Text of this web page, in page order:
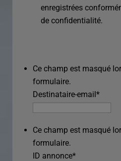
enregistrées
de confidentialité.
Ce champ est masqué
formulaire.
Destinataire-email*
Ce champ est masqué
formulaire.
ID annonce*